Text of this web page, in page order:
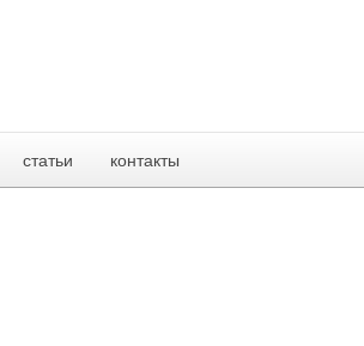
статьи контакты